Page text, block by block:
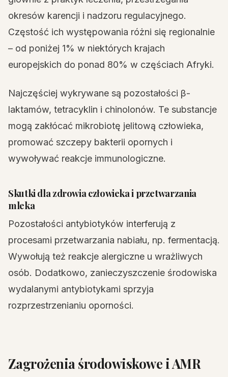
okresów karencji i nadzoru regulacyjnego.
Częstość ich występowania różni się regionalnie
– od poniżej 1% w niektórych krajach
europejskich do ponad 80% w częściach Afryki.
Najczęściej wykrywane są pozostałości β-
laktamów, tetracyklin i chinolonów. Te substancje
mogą zakłócać mikrobiotę jelitową człowieka,
promować szczepy bakterii opornych i
wywoływać reakcje immunologiczne.
Skutki dla zdrowia człowieka i przetwarzania
mleka
Pozostałości antybiotyków interferują z
procesami przetwarzania nabiału, np. fermentacją.
Wywołują też reakcje alergiczne u wrażliwych
osób. Dodatkowo, zanieczyszczenie środowiska
wydalanymi antybiotykami sprzyja
rozprzestrzenianiu oporności.
Zagrożenia środowiskowe i AMR